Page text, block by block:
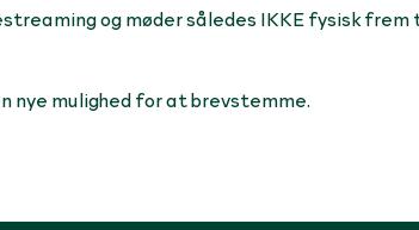
og møder således IKKE fysisk frem
mulighed for at brevstemme.